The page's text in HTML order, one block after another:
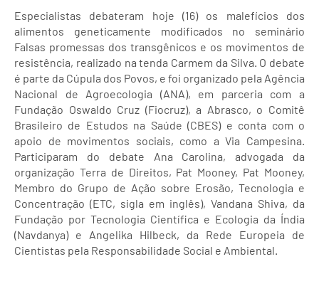
Especialistas debateram hoje (16) os malefícios dos
alimentos geneticamente modificados no seminário
Falsas promessas dos transgênicos e os movimentos de
resistência, realizado na tenda Carmem da Silva. O debate
é parte da Cúpula dos Povos, e foi organizado pela Agência
Nacional de Agroecologia (ANA), em parceria com a
Fundação Oswaldo Cruz (Fiocruz), a Abrasco, o Comitê
Brasileiro de Estudos na Saúde (CBES) e conta com o
apoio de movimentos sociais, como a Via Campesina.
Participaram do debate Ana Carolina, advogada da
organização Terra de Direitos, Pat Mooney, Pat Mooney,
Membro do Grupo de Ação sobre Erosão, Tecnologia e
Concentração (ETC, sigla em inglês), Vandana Shiva, da
Fundação por Tecnologia Científica e Ecologia da Índia
(Navdanya) e Angelika Hilbeck, da Rede Europeia de
Cientistas pela Responsabilidade Social e Ambiental.